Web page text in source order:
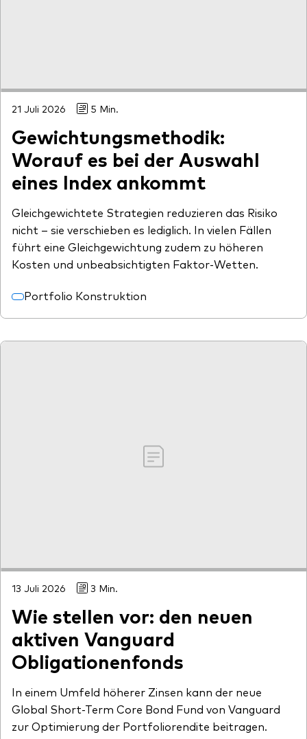
ESG
Obligationen
Indexfonds
Kosteneffiziente Vanguard ETFs
Investieren mit Vanguard
Investment Stewardship
Rechtliche Dokumente
Index-Exposure-Analyse
21 Juli 2026 5 Min.
Gewichtungsmethodik:
Worauf es bei der Auswahl
eines Index ankommt
Gleichgewichtete Strategien reduzieren das Risiko
nicht – sie verschieben es lediglich. In vielen Fällen
führt eine Gleichgewichtung zudem zu höheren
Kosten und unbeabsichtigten Faktor-Wetten.
Portfolio Konstruktion
13 Juli 2026 3 Min.
Wie stellen vor: den neuen
aktiven Vanguard
Obligationenfonds
In einem Umfeld höherer Zinsen kann der neue
Global Short-Term Core Bond Fund von Vanguard
zur Optimierung der Portfoliorendite beitragen.